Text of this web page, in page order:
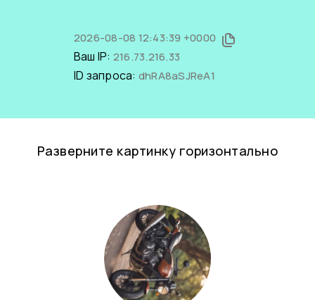
2026-08-08 12:43:39 +0000
Ваш IP: 216.73.216.33
ID запроса: dhRA8aSJReA1
Разверните картинку горизонтально